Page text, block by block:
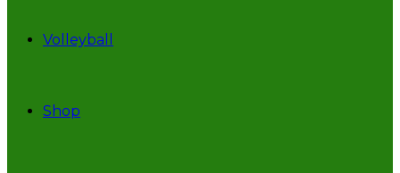
Volleyball
Shop